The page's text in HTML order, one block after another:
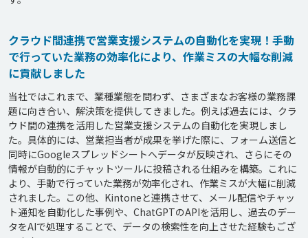
クラウド間連携で営業支援システムの自動化を実現！手動
で行っていた業務の効率化により、作業ミスの大幅な削減
に貢献しました
当社ではこれまで、業種業態を問わず、さまざまなお客様の業務課
題に向き合い、解決策を提供してきました。例えば過去には、クラ
ウド間の連携を活用した営業支援システムの自動化を実現しまし
た。具体的には、営業担当者が成果を挙げた際に、フォーム送信と
同時にGoogleスプレッドシートへデータが反映され、さらにその
情報が自動的にチャットツールに投稿される仕組みを構築。これに
より、手動で行っていた業務が効率化され、作業ミスが大幅に削減
されました。この他、Kintoneと連携させて、メール配信やチャッ
ト通知を自動化した事例や、ChatGPTのAPIを活用し、過去のデー
タをAIで処理することで、データの検索性を向上させた経験もござ